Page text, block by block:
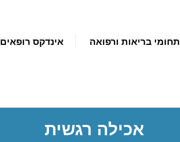
תחומי בריאות ורפואה אינדקס רופאים
אכילה רגשית